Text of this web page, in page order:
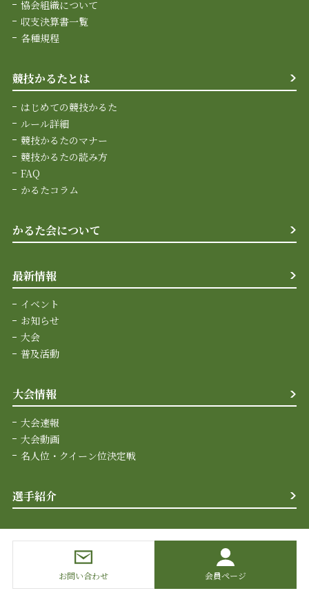
協会組織について
収支決算書一覧
各種規程
競技かるたとは
はじめての競技かるた
ルール詳細
競技かるたのマナー
競技かるたの読み方
FAQ
かるたコラム
かるた会について
最新情報
イベント
お知らせ
大会
普及活動
大会情報
大会速報
大会動画
名人位・クイーン位決定戦
選手紹介
お問い合わせ 会員ページ